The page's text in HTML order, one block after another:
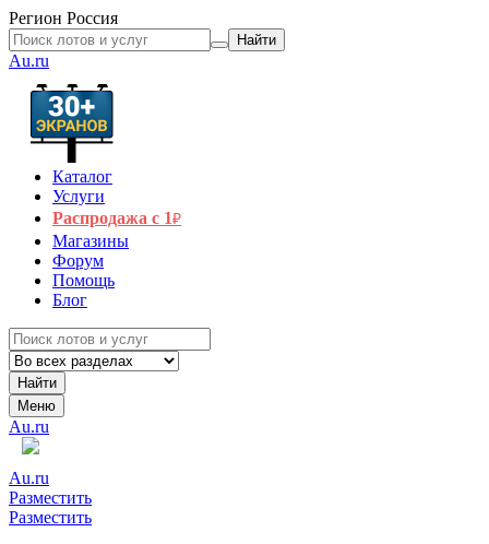
Регион Россия
Найти
Au.ru
Каталог
Услуги
Распродажа с 1₽
Магазины
Форум
Помощь
Блог
Найти
Меню
Au.ru
Au.ru
Разместить
Разместить